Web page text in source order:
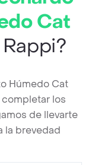
Cat
Húmedo Cat
los
de llevarte
la brevedad